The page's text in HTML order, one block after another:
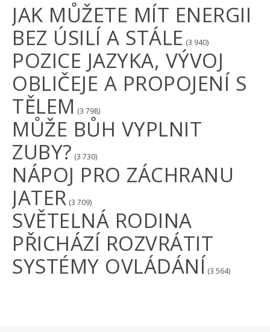
JAK MŮŽETE MÍT ENERGII
BEZ ÚSILÍ A STÁLE (3 940)
POZICE JAZYKA, VÝVOJ
OBLIČEJE A PROPOJENÍ S
TĚLEM (3 798)
MŮŽE BŮH VYPLNIT
ZUBY? (3 730)
NÁPOJ PRO ZÁCHRANU
JATER (3 709)
SVĚTELNÁ RODINA
PŘICHÁZÍ ROZVRÁTIT
SYSTÉMY OVLÁDÁNÍ (3 564)